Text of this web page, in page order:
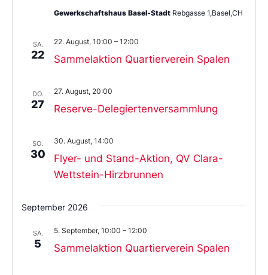
Gewerkschaftshaus Basel-Stadt Rebgasse 1,Basel,CH
SA.
22 Sammelaktion Quartierverein Spalen
22. August, 10:00 – 12:00
DO.
27 Reserve-Delegiertenversammlung
27. August, 20:00
SO.
30
Flyer- und Stand-Aktion, QV Clara-
Wettstein-Hirzbrunnen
30. August, 14:00
September 2026
SA.
5 Sammelaktion Quartierverein Spalen
5. September, 10:00 – 12:00